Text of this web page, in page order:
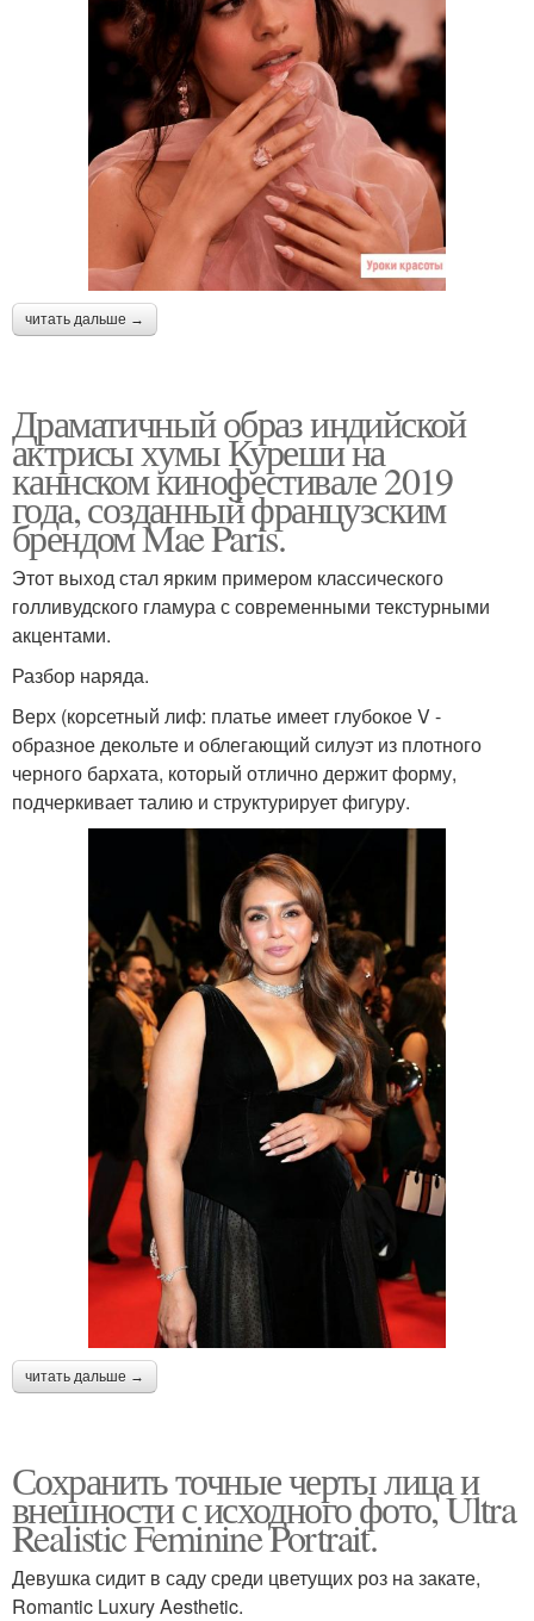
читать дальше →
Драматичный образ индийской
актрисы хумы Куреши на
каннском кинофестивале 2019
года, созданный французским
брендом Mae Paris.
Этот выход стал ярким примером классического
голливудского гламура с современными текстурными
акцентами.
Разбор наряда.
Верх (корсетный лиф: платье имеет глубокое V -
образное декольте и облегающий силуэт из плотного
черного бархата, который отлично держит форму,
подчеркивает талию и структурирует фигуру.
читать дальше →
Сохранить точные черты лица и
внешности с исходного фото, Ultra
Realistic Feminine Portrait.
Девушка сидит в саду среди цветущих роз на закате,
Romantic Luxury Aesthetic.